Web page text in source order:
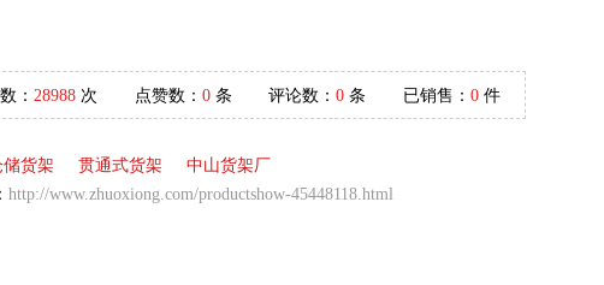
： 28988 次 点赞数： 0 条 评论数：0 条 已销售： 0件
储货架 贯通式货架
中山货架厂
http://www.zhuoxiong.com/productshow-45448118.html